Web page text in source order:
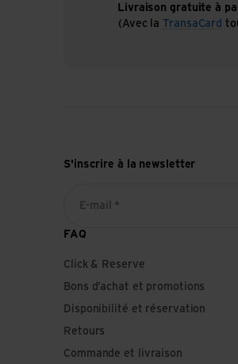
Livraison gratuite à
(Avec la TransaCard
S'inscrire à la newsletter
E-mail *
FAQ
Click & Reserve
Bons d’achat et promotions
Disponibilité et réservation
Retours
Commande et livraison